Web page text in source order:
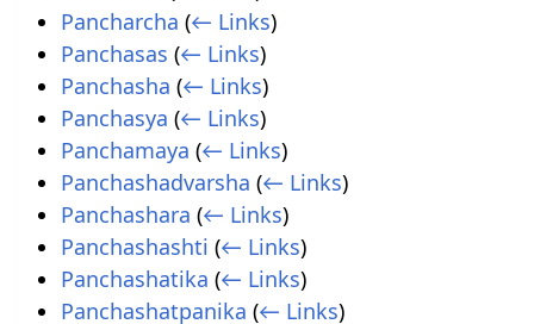
Pancharcha (← Links)
Panchasas (← Links)
Panchasha (← Links)
Panchasya (← Links)
Panchamaya (← Links)
Panchashadvarsha (← Links)
Panchashara (← Links)
Panchashashti (← Links)
Panchashatika (← Links)
Panchashatpanika (← Links)